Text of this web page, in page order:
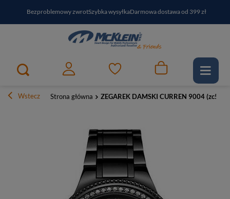
Bezproblemowy zwrotSzybka wysyłkaDarmowa dostawa od 399 zł
PayPo - kup i zapłać za30 dniZapisz się do newslettera i odbierz RABAT
Wstecz Strona główna ZEGAREK DAMSKI CURREN 9004